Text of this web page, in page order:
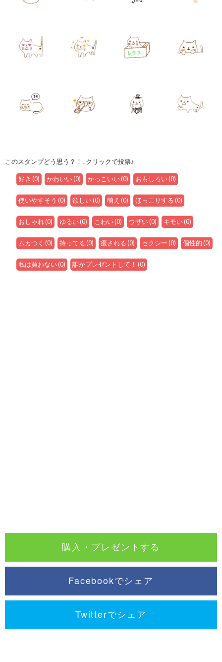
このスタンプどう思う？！↓クリックで投票♪
好き (0) かわいい(0) かっこいい(0) おもしろい(0)
使いやすそう (0) 欲しい(0) 萌え (0) ほっこりする(0)
おしゃれ(0) ゆるい(0) こわい(0) ウザい(0) キモい(0)
ムカつく (0) 持ってる(0) 癒される(0) セクシー(0) 個性的(0)
私は買わない(0) 誰かプレゼントして！ (0)
購入・プレゼントする
Facebookでシェア
Twitterでシェア